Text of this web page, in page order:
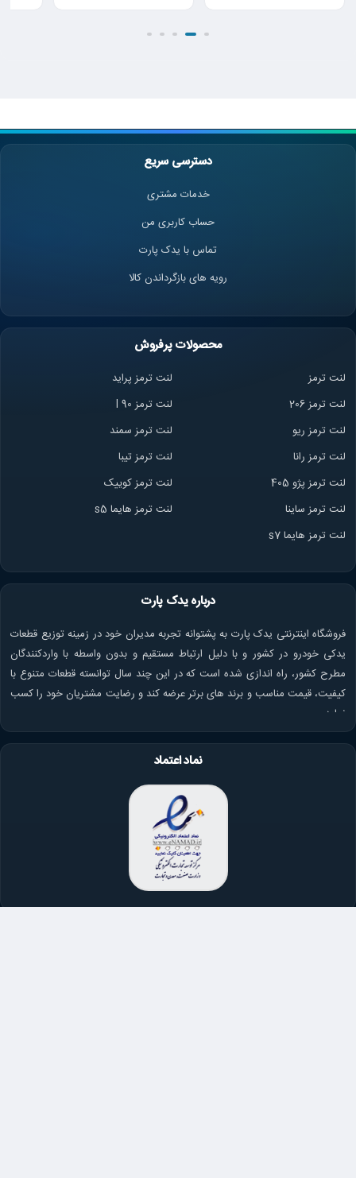
دسترسی سریع
خدمات مشتری
حساب کاربری من
تماس با یدک پارت
رویه های بازگرداندن کالا
محصولات پرفروش
لنت ترمز
لنت ترمز پراید
لنت ترمز 206
لنت ترمز l 90
لنت ترمز ریو
لنت ترمز سمند
لنت ترمز رانا
لنت ترمز تیبا
لنت ترمز پژو 405
لنت ترمز کوییک
لنت ترمز ساینا
لنت ترمز هایما s5
لنت ترمز هایما s7
درباره یدک پارت
فروشگاه اینترنتی یدک پارت به پشتوانه تجربه مدیران خود در زمینه توزیع قطعات
یدکی خودرو در کشور و با دلیل ارتباط مستقیم و بدون واسطه با واردکنندگان
مطرح کشور، راه اندازی شده است که در این چند سال توانسته قطعات متنوع با
کیفیت، قیمت مناسب و برند های برتر عرضه کند و رضایت مشتریان خود را کسب
نماید.
نماد اعتماد